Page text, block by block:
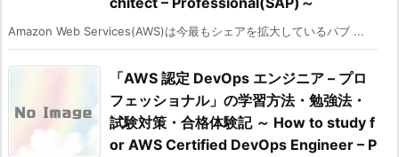
Amazon Web Services(AWS)は今最もシェアを拡大しているパブ ...
「AWS 認定 DevOps エンジニア – プロ
フェッショナル」の学習方法・勉強法・
試験対策・合格体験記 ～ How to study f
or AWS Certified DevOps Engineer – P